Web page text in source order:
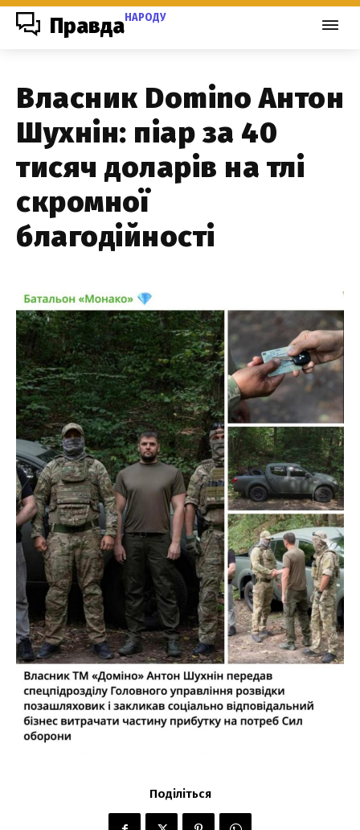
ПравдаНАРОДУ
Власник Domino Антон
Шухнін: піар за 40
тисяч доларів на тлі
скромної
благодійності
Поділіться